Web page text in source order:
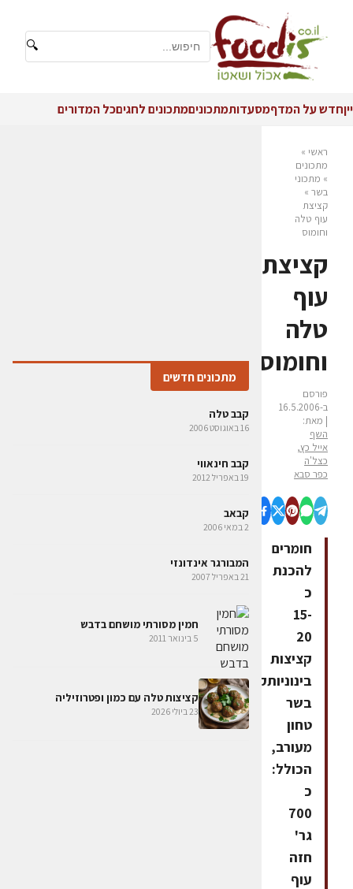
🔍
ייןחדש על המדףמסעדותמתכוניםמתכונים לחגיםכל המדורים
ראשי »
מתכונים
» מתכוני
בשר »
קציצת
עוף טלה
וחומוס
קציצת
עוף
טלה
וחומוס
פורסם
ב-16.5.2006
| מאת:
השף
אייל כץ,
כצל'ה
כפר סבא
חומרים
להכנת
כ
15-
20
קציצות
בינוניותק"ג
בשר
טחון
מעורב,
הכולל:
כ
700
גר'
חזה
עוף
מתכונים חדשים
קבב טלה
16 באוגוסט 2006
קבב חינאווי
19 באפריל 2012
קבאב
2 במאי 2006
המבורגר אינדונזי
21 באפריל 2007
חמין מסורתי מושחם בדבש
5 בינואר 2011
קציצות טלה עם כמון ופטרוזיליה
23 ביולי 2026